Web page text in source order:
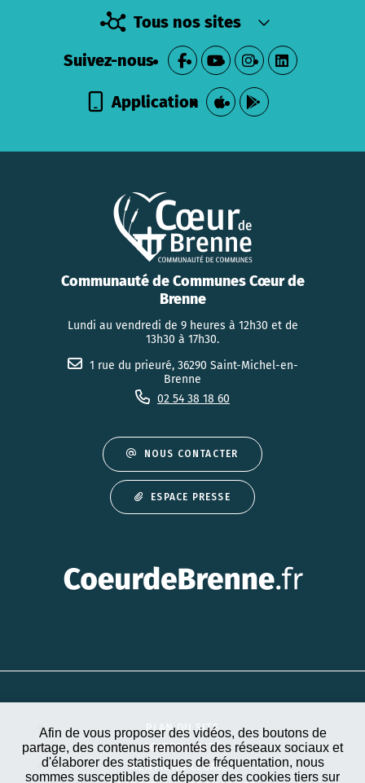
Afin de vous proposer des vidéos, des boutons de
partage, des contenus remontés des réseaux sociaux et
d'élaborer des statistiques de fréquentation, nous
sommes susceptibles de déposer des cookies tiers sur
Tous nos sites
Suivez-nous
Application
Communauté de Communes Cœur de
Brenne
Lundi au vendredi de 9 heures à 12h30 et de
13h30 à 17h30.
1 rue du prieuré, 36290 Saint-Michel-en-
Brenne
02 54 38 18 60
NOUS CONTACTER
ESPACE PRESSE
PLAN DU SITE
ACCESSIBILITÉ
MENTIONS LÉGALES